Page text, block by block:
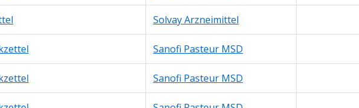
Solvay Arzneimittel
Sanofi Pasteur MSD
Sanofi Pasteur MSD